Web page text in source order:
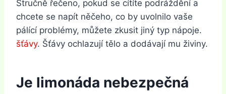
Stručně řečeno, pokud se cítíte podráždění a
chcete se napít něčeho, co by uvolnilo vaše
pálící problémy, můžete zkusit jiný typ nápoje.
šťávy. Šťávy ochlazují tělo a dodávají mu živiny.
Je limonáda nebezpečná